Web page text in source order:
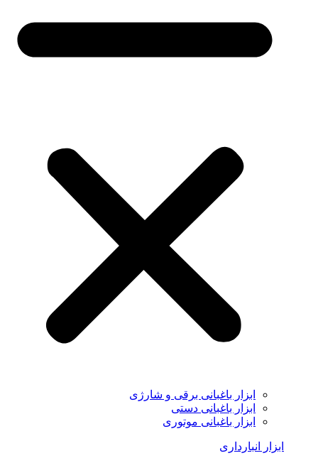
ابزار باغبانی برقی و شارژی
ابزار باغبانی دستی
ابزار باغبانی موتوری
ابزار انبارداری